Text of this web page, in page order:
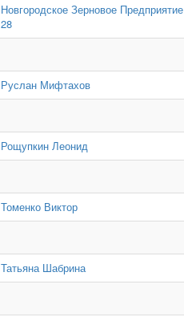
Новгородское Зерновое Предприятие
28
Руслан Мифтахов
Рощупкин Леонид
Томенко Виктор
Татьяна Шабрина